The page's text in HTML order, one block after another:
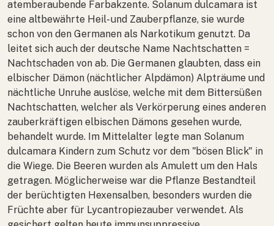
atemberaubende Farbakzente. Solanum dulcamara ist
eine altbewährte Heil- und Zauberpflanze, sie wurde
schon von den Germanen als Narkotikum genutzt. Da
leitet sich auch der deutsche Name Nachtschatten =
Nachtschaden von ab. Die Germanen glaubten, dass ein
elbischer Dämon (nächtlicher Alpdämon) Alpträume und
nächtliche Unruhe auslöse, welche mit dem Bittersüßen
Nachtschatten, welcher als Verkörperung eines anderen
zauberkräftigen elbischen Dämons gesehen wurde,
behandelt wurde. Im Mittelalter legte man Solanum
dulcamara Kindern zum Schutz vor dem "bösen Blick" in
die Wiege. Die Beeren wurden als Amulett um den Hals
getragen. Möglicherweise war die Pflanze Bestandteil
der berüchtigten Hexensalben, besonders wurden die
Früchte aber für Lycantropiezauber verwendet. Als